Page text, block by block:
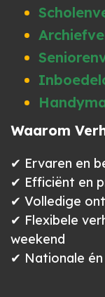
Waarom
✔ Ervaren en
✔ Efficiënt en
✔ Volledige
✔ Flexibele
weekend
✔ Nationale